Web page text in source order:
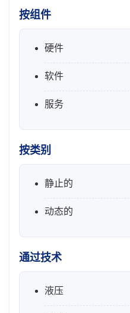
按组件
硬件
软件
服务
按类别
静止的
动态的
通过技术
液压